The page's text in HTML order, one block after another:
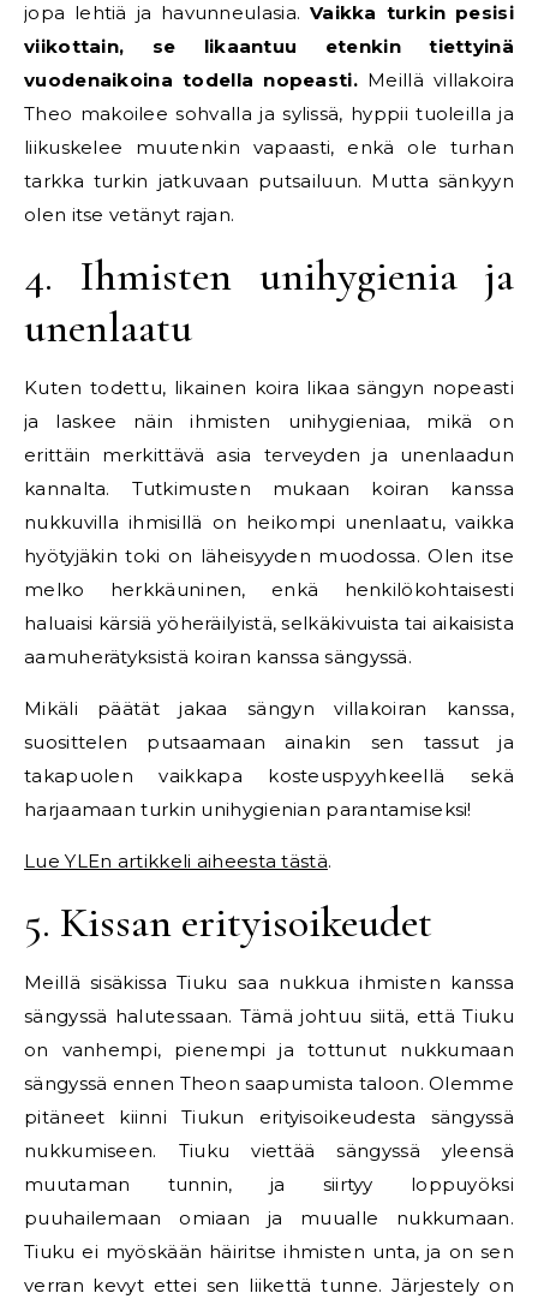
jopa lehtiä ja havunneulasia. Vaikka turkin pesisi
viikottain, se likaantuu etenkin tiettyinä
vuodenaikoina todella nopeasti. Meillä villakoira
Theo makoilee sohvalla ja sylissä, hyppii tuoleilla ja
liikuskelee muutenkin vapaasti, enkä ole turhan
tarkka turkin jatkuvaan putsailuun. Mutta sänkyyn
olen itse vetänyt rajan.
4. Ihmisten unihygienia ja
unenlaatu
Kuten todettu, likainen koira likaa sängyn nopeasti
ja laskee näin ihmisten unihygieniaa, mikä on
erittäin merkittävä asia terveyden ja unenlaadun
kannalta. Tutkimusten mukaan koiran kanssa
nukkuvilla ihmisillä on heikompi unenlaatu, vaikka
hyötyjäkin toki on läheisyyden muodossa. Olen itse
melko herkkäuninen, enkä henkilökohtaisesti
haluaisi kärsiä yöheräilyistä, selkäkivuista tai aikaisista
aamuherätyksistä koiran kanssa sängyssä.
Mikäli päätät jakaa sängyn villakoiran kanssa,
suosittelen putsaamaan ainakin sen tassut ja
takapuolen vaikkapa kosteuspyyhkeellä sekä
harjaamaan turkin unihygienian parantamiseksi!
Lue YLEn artikkeli aiheesta tästä.
5. Kissan erityisoikeudet
Meillä sisäkissa Tiuku saa nukkua ihmisten kanssa
sängyssä halutessaan. Tämä johtuu siitä, että Tiuku
on vanhempi, pienempi ja tottunut nukkumaan
sängyssä ennen Theon saapumista taloon. Olemme
pitäneet kiinni Tiukun erityisoikeudesta sängyssä
nukkumiseen. Tiuku viettää sängyssä yleensä
muutaman tunnin, ja siirtyy loppuyöksi
puuhailemaan omiaan ja muualle nukkumaan.
Tiuku ei myöskään häiritse ihmisten unta, ja on sen
verran kevyt ettei sen liikettä tunne. Järjestely on